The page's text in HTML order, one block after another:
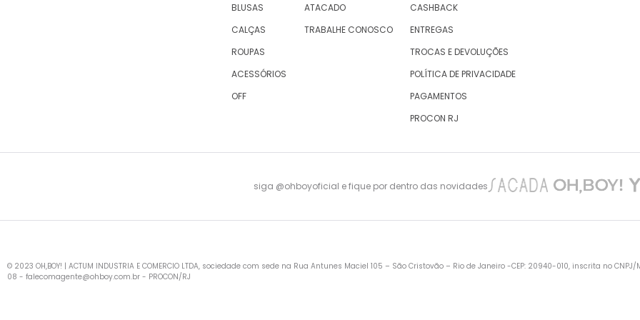
BLUSAS
CALÇAS
ROUPAS
ACESSÓRIOS
OFF
ATACADO
TRABALHE CONOSCO
CASHBACK
ENTREGAS
TROCAS E DEVOLUÇÕES
POLÍTICA DE PRIVACIDADE
PAGAMENTOS
PROCON RJ
siga @ohboyoficial e fique por dentro das novidades
© 2023 OH,BOY! | ACTUM INDUSTRIA E COMERCIO LTDA, sociedade com sede na Rua Antunes Maciel 105 – São Cristovão – Rio de Janeiro -CEP: 20940-010, inscrita no
08 - falecomagente@ohboy.com.br - PROCON/RJ